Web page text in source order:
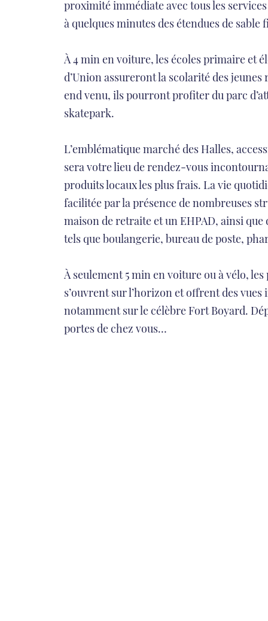
proximité immédiate avec tous les
à quelques minutes des étendues de sable
À 4 min en voiture, les écoles primaire et
d’Union assureront la scolarité des
end venu, ils pourront profiter du parc
skatepark.
L’emblématique marché des Halles,
sera votre lieu de rendez-vous
produits locaux les plus frais. La vie
facilitée par la présence de nombreuses
maison de retraite et un EHPAD, ainsi que
tels que boulangerie, bureau de poste,
À seulement 5 min en voiture ou à vélo, les
s’ouvrent sur l’horizon et offrent des vues
notamment sur le célèbre Fort Boyard.
portes de chez vous…